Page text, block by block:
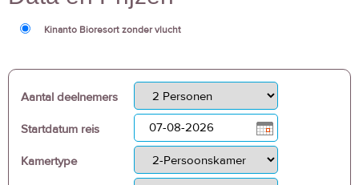
Kinanto Bioresort zonder vlucht
Aantal deelnemers
Startdatum reis
Kamertype